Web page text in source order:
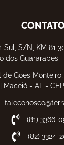
Sul, S/N, KM 81
dos Guararapes -
de Goes
| Maceió - AL -
(81) 3366-
(82) 3324-